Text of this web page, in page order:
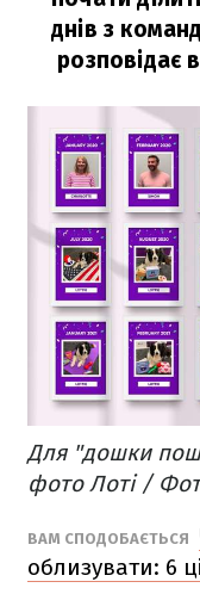
днів з
розповідає
Для "дошки
фото Лоті /
ВАМ СПОДОБАЄТЬСЯ
облизувати: 6